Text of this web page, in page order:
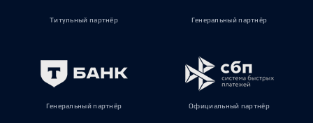
Титульный партнёр Генеральный партнёр
Генеральный партнёр Официальный партнёр